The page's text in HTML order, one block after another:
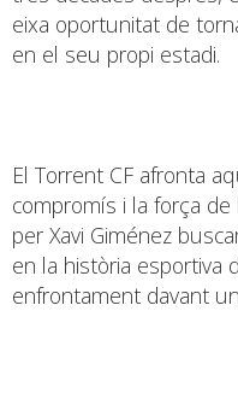
eixa oportunitat de
en el seu propi estadi.
El Torrent CF afronta
compromís i la força
per Xavi Giménez
en la història esportiva
enfrontament davant